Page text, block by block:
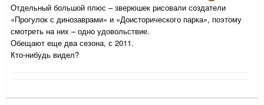
Отдельный большой плюс – зверюшек рисовали создатели
«Прогулок с динозаврами» и «Доисторического парка», поэтому
смотреть на них – одно удовольствие.
Обещают еще два сезона, с 2011.
Кто-нибудь видел?